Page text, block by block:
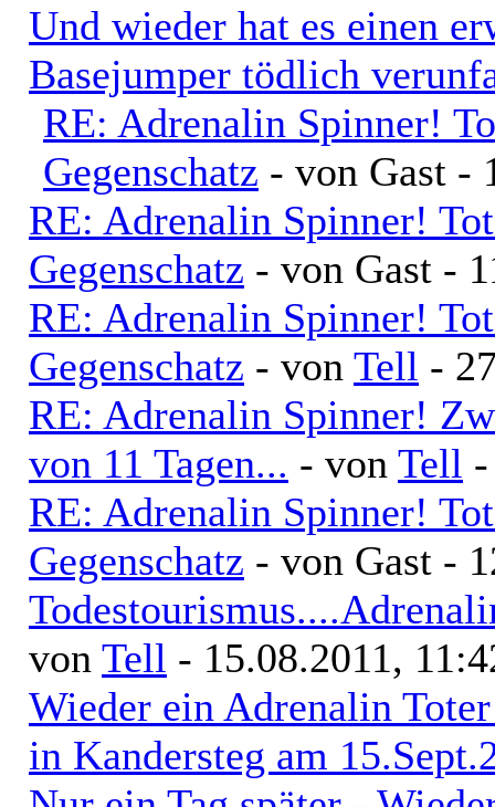
Und wieder hat es einen
Basejumper tödlich
RE: Adrenalin Spinner!
Gegenschatz - von Gast -
RE: Adrenalin Spinner!
Gegenschatz - von Gast -
RE: Adrenalin Spinner!
Gegenschatz - von Tell -
RE: Adrenalin Spinner!
von 11 Tagen... - von Tell
RE: Adrenalin Spinner!
Gegenschatz - von Gast -
von Tell - 15.08.2011,
Wieder ein Adrenalin
in Kandersteg am